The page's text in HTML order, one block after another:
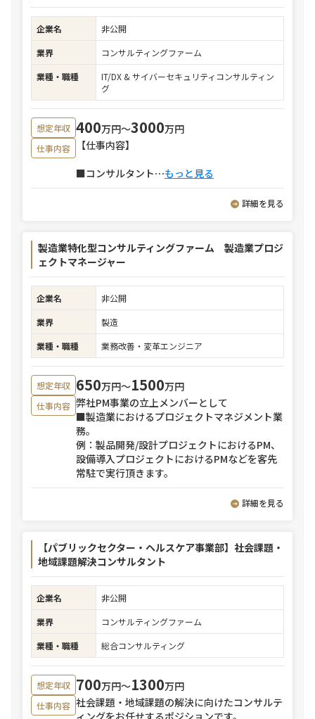
企業名
非公開
業界
コンサルティングファーム
業種・職種
IT/DX & サイバーセキュリティコンサルティン
グ
想定年収 400万円〜3000万円
仕事内容
【仕事内容】
■コンサルタント⋯もっと見る
詳細を見る
製造業特化型コンサルティングファーム 製造業プロジ
ェクトマネージャー
企業名
非公開
業界
製造
業種・職種
業務改善・変革エンジニア
想定年収 650万円〜1500万円
仕事内容 弊社PM事業の立上メンバーとして
■製造業におけるプロジェクトマネジメント業
務。
例：製品開発/設計プロジェクトにおけるPM、
設備導入プロジェクトにおけるPMなどを客先
常駐で実行頂きます。
詳細を見る
【パブリックセクター・ヘルスケア事業部】社会課題・
地域課題解決コンサルタント
企業名
非公開
業界
コンサルティングファーム
業種・職種
総合コンサルティング
想定年収 700万円〜1300万円
仕事内容 社会課題・地域課題の解決に向けたコンサルテ
ィングをお任せするポジションです。